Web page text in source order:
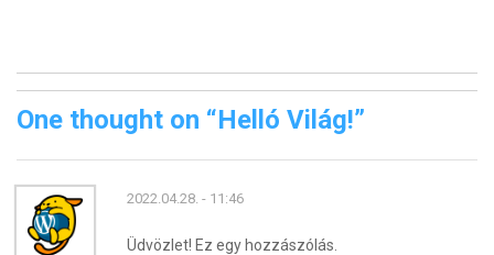
One thought on “Helló Világ!”
2022.04.28. - 11:46
Üdvözlet! Ez egy hozzászólás.